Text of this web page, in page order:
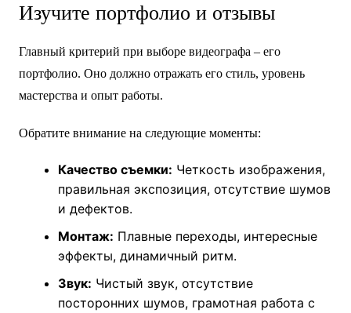
Изучите портфолио и отзывы
Главный критерий при выборе видеографа – его
портфолио. Оно должно отражать его стиль, уровень
мастерства и опыт работы.
Обратите внимание на следующие моменты:
Качество съемки: Четкость изображения,
правильная экспозиция, отсутствие шумов
и дефектов.
Монтаж: Плавные переходы, интересные
эффекты, динамичный ритм.
Звук: Чистый звук, отсутствие
посторонних шумов, грамотная работа с